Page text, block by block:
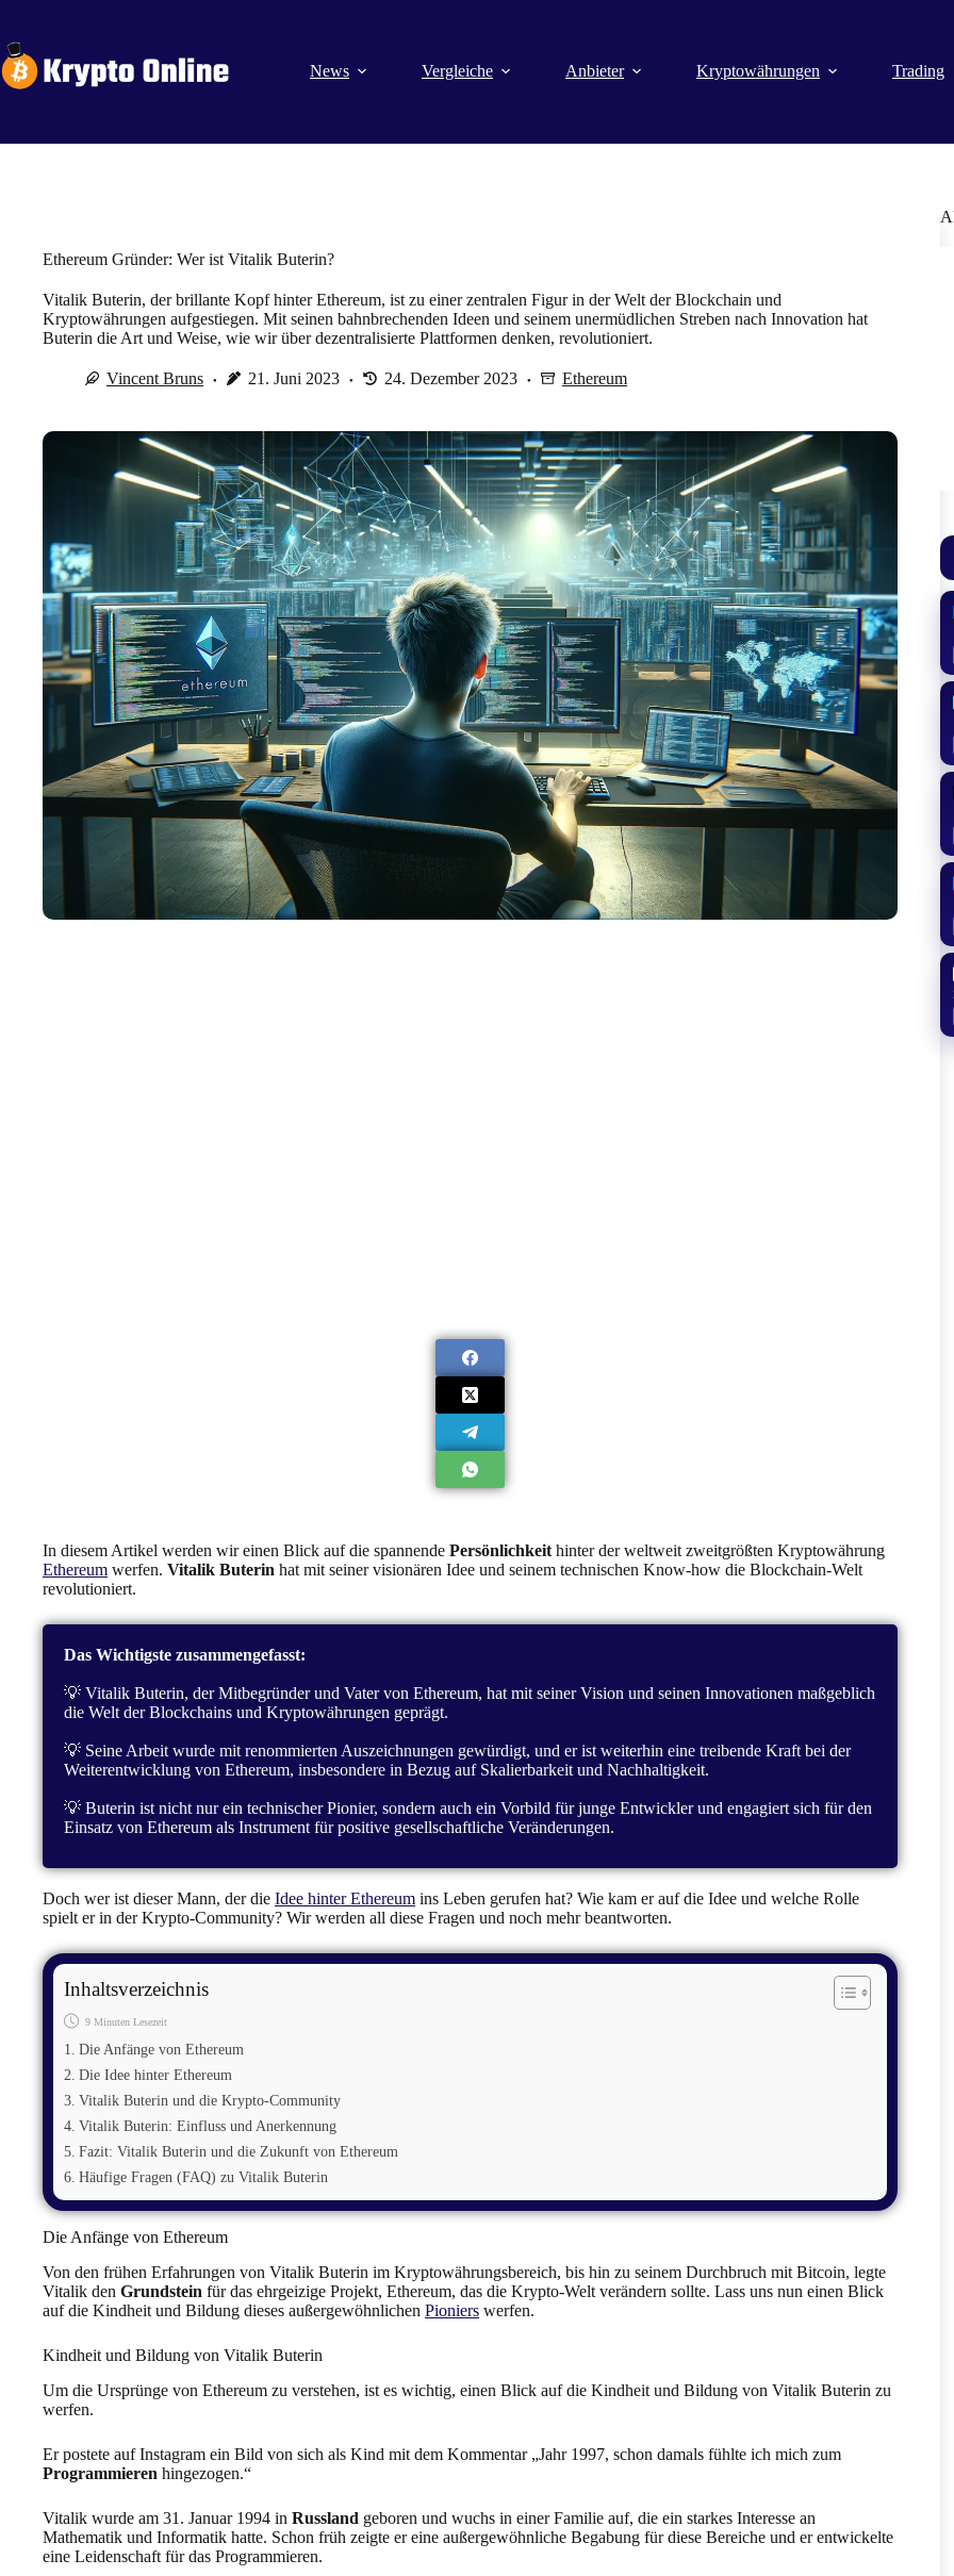
springen
News
Vergleiche Anbieter Kryptowährungen Trading
Ethereum Gründer: Wer ist Vitalik Buterin?
Vitalik Buterin, der brillante Kopf hinter Ethereum, ist zu einer zentralen Figur in der Welt der Blockchain und
Kryptowährungen aufgestiegen. Mit seinen bahnbrechenden Ideen und seinem unermüdlichen Streben nach Innovation hat
Buterin die Art und Weise, wie wir über dezentralisierte Plattformen denken, revolutioniert.
Vincent Bruns 21. Juni 2023 24. Dezember 2023 Ethereum
In diesem Artikel werden wir einen Blick auf die spannende Persönlichkeit hinter der weltweit zweitgrößten Kryptowährung
Ethereum werfen. Vitalik Buterin hat mit seiner visionären Idee und seinem technischen Know-how die Blockchain-Welt
revolutioniert.
Das Wichtigste zusammengefasst:
💡 Vitalik Buterin, der Mitbegründer und Vater von Ethereum, hat mit seiner Vision und seinen Innovationen maßgeblich
die Welt der Blockchains und Kryptowährungen geprägt.
💡 Seine Arbeit wurde mit renommierten Auszeichnungen gewürdigt, und er ist weiterhin eine treibende Kraft bei der
Weiterentwicklung von Ethereum, insbesondere in Bezug auf Skalierbarkeit und Nachhaltigkeit.
💡 Buterin ist nicht nur ein technischer Pionier, sondern auch ein Vorbild für junge Entwickler und engagiert sich für den
Einsatz von Ethereum als Instrument für positive gesellschaftliche Veränderungen.
Doch wer ist dieser Mann, der die Idee hinter Ethereum ins Leben gerufen hat? Wie kam er auf die Idee und welche Rolle
spielt er in der Krypto-Community? Wir werden all diese Fragen und noch mehr beantworten.
Inhaltsverzeichnis
9 Minuten Lesezeit
Die Anfänge von Ethereum
Die Idee hinter Ethereum
Vitalik Buterin und die Krypto-Community
Vitalik Buterin: Einfluss und Anerkennung
Fazit: Vitalik Buterin und die Zukunft von Ethereum
Häufige Fragen (FAQ) zu Vitalik Buterin
Die Anfänge von Ethereum
Von den frühen Erfahrungen von Vitalik Buterin im Kryptowährungsbereich, bis hin zu seinem Durchbruch mit Bitcoin, legte
Vitalik den Grundstein für das ehrgeizige Projekt, Ethereum, das die Krypto-Welt verändern sollte. Lass uns nun einen Blick
auf die Kindheit und Bildung dieses außergewöhnlichen Pioniers werfen.
Kindheit und Bildung von Vitalik Buterin
Um die Ursprünge von Ethereum zu verstehen, ist es wichtig, einen Blick auf die Kindheit und Bildung von Vitalik Buterin zu
werfen.
Er postete auf Instagram ein Bild von sich als Kind mit dem Kommentar „Jahr 1997, schon damals fühlte ich mich zum
Programmieren hingezogen.“
Vitalik wurde am 31. Januar 1994 in Russland geboren und wuchs in einer Familie auf, die ein starkes Interesse an
Mathematik und Informatik hatte. Schon früh zeigte er eine außergewöhnliche Begabung für diese Bereiche und er entwickelte
eine Leidenschaft für das Programmieren.